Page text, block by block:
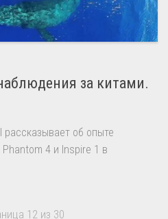
за китами.
об опыте
4 и Inspire 1 в
12 из 30